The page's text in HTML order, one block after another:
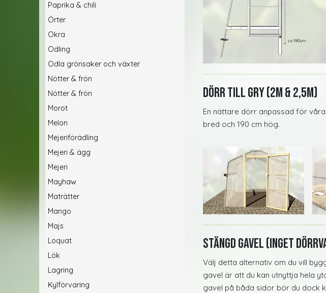
Paprika & chili
Örter
Okra
Odling
Odla grönsaker och växter
Nötter & frön
Nötter & frön
Morot
Melon
Mejeriförädling
Mejeri & ägg
Mejeri
Mayhaw
Maträtter
Mango
Majs
Loquat
Lök
Lagring
Kylförvaring
Dörr till Gry (2m & 2,5m)
En nättare dörr anpassad för
bred och 190 cm hög.
Stängd Gavel (Inget
Välj detta alternativ om du vill
gavel är att du kan utnyttja hela
gavel på båda sidor bör du dock